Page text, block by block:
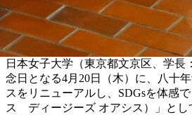
日本女子大学（東京都文京区、学長
念日となる4月20日（木）に、八十
スをリニューアルし、SDGsを体感で
ス ディージーズ オアシス）」とし